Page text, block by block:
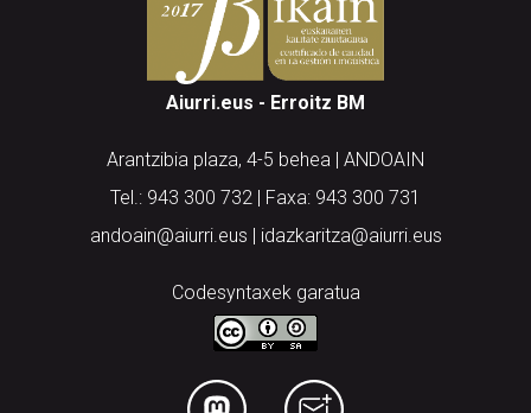
Aiurri.eus - Erroitz BM
Arantzibia plaza, 4-5 behea | ANDOAIN
Tel.: 943 300 732 | Faxa: 943 300 731
andoain@aiurri.eus | idazkaritza@aiurri.eus
Codesyntaxek garatua